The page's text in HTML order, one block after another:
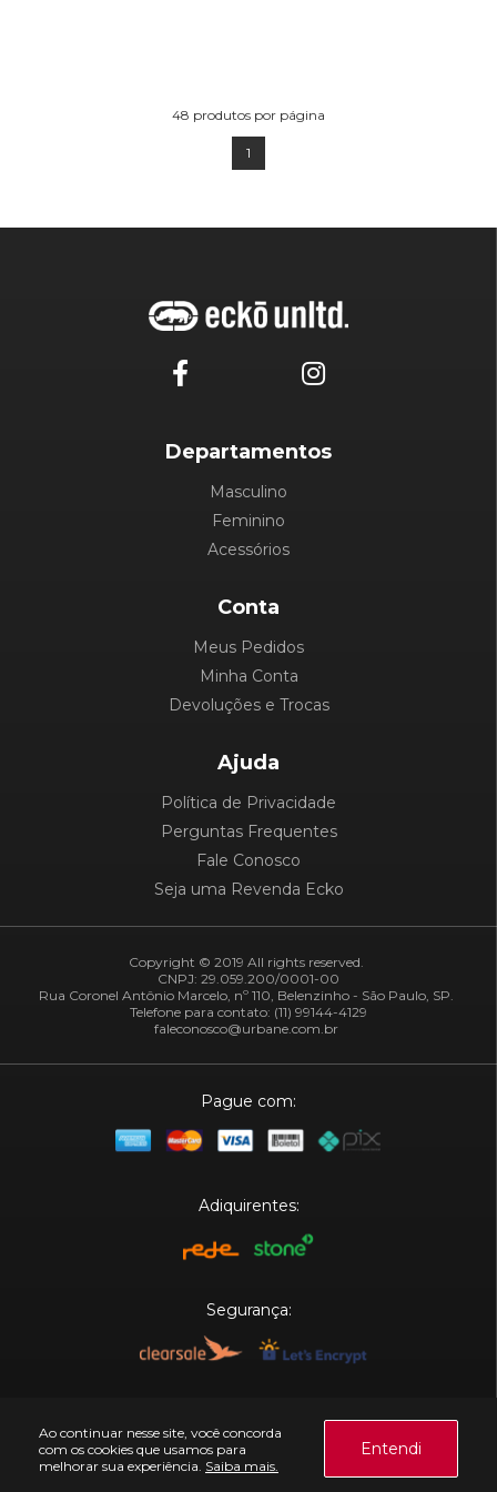
Ao continuar nesse site, você concorda
com os cookies que usamos para
melhorar sua experiência. Saiba mais.
Entendi
48 produtos por página
1
Departamentos
Masculino
Feminino
Acessórios
Conta
Meus Pedidos
Minha Conta
Devoluções e Trocas
Ajuda
Política de Privacidade
Perguntas Frequentes
Fale Conosco
Seja uma Revenda Ecko
Copyright © 2019 All rights reserved.
CNPJ: 29.059.200/0001-00
Rua Coronel Antônio Marcelo, nº 110, Belenzinho - São Paulo, SP.
Telefone para contato: (11) 99144-4129
faleconosco@urbane.com.br
Pague com:
Adiquirentes:
Segurança: